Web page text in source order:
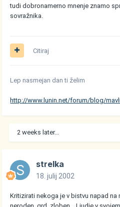
tudi dobronamerno mnenje znamo
sovražnika.
Citiraj
Lep nasmejan dan ti želim
http://www.lunin.net/forum/blog/
2 weeks later...
strelka
18. julij 2002
Kritizirati nekoga je v bistvu napad